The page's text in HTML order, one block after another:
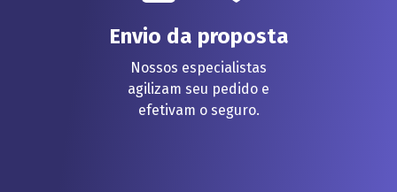
Envio da proposta
Nossos especialistas
agilizam seu pedido e
efetivam o seguro.